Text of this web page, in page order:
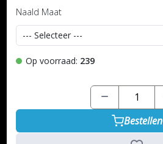
Naald Maat
Op voorraad: 239
Bestellen